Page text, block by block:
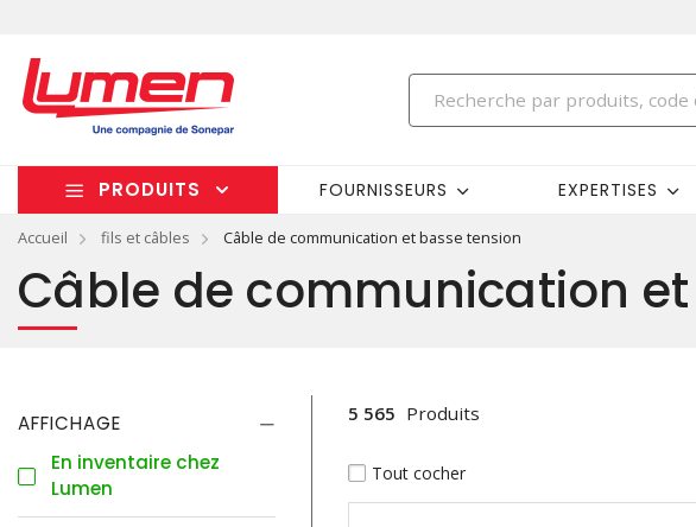
PRODUITS FOURNISSEURS EXPERTISES
Accueil fils et câbles Câble de communication et basse tension
Câble de communication
AFFICHAGE
En inventaire chez
Lumen
5 565 Produits
Tout cocher